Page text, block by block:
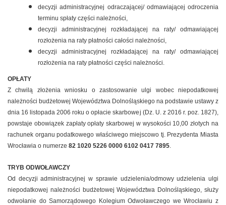
decyzji administracyjnej odraczającej/ odmawiającej odroczenia
terminu spłaty części należności,
decyzji administracyjnej rozkładającej na raty/ odmawiającej
rozłożenia na raty płatności całości należności,
decyzji administracyjnej rozkładającej na raty/ odmawiającej
rozłożenia na raty płatności części należności.
OPŁATY
Z chwilą złożenia wniosku o zastosowanie ulgi wobec niepodatkowej
należności budżetowej Województwa Dolnośląskiego na podstawie ustawy z
dnia 16 listopada 2006 roku o opłacie skarbowej (Dz. U. z 2016 r. poz. 1827),
powstaje obowiązek zapłaty opłaty skarbowej w wysokości 10,00 złotych na
rachunek organu podatkowego właściwego miejscowo tj. Prezydenta Miasta
Wrocławia o numerze 82 1020 5226 0000 6102 0417 7895
TRYB ODWOŁAWCZY
Od decyzji administracyjnej w sprawie udzielenia/odmowy udzielenia ulgi
niepodatkowej należności budżetowej Województwa Dolnośląskiego, służy
odwołanie do Samorządowego Kolegium Odwoławczego we Wrocławiu z